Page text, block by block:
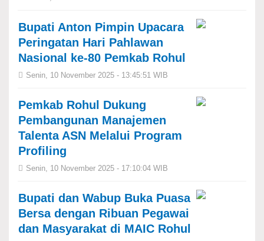
Bupati Anton Pimpin Upacara
Peringatan Hari Pahlawan
Nasional ke-80 Pemkab Rohul
Senin, 10 November 2025 - 13:45:51 WIB
Pemkab Rohul Dukung
Pembangunan Manajemen
Talenta ASN Melalui Program
Profiling
Senin, 10 November 2025 - 17:10:04 WIB
Bupati dan Wabup Buka Puasa
Bersa dengan Ribuan Pegawai
dan Masyarakat di MAIC Rohul